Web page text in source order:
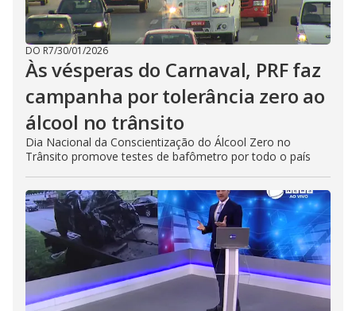
DO R7/30/01/2026
Às vésperas do Carnaval, PRF faz
campanha por tolerância zero ao
álcool no trânsito
Dia Nacional da Conscientização do Álcool Zero no
Trânsito promove testes de bafômetro por todo o país